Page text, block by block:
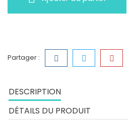
Partager :
DESCRIPTION
DÉTAILS DU PRODUIT